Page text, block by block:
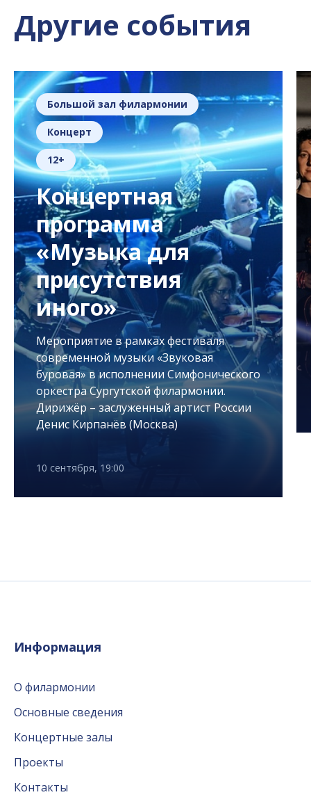
Другие события
Большой зал филармонии
Концерт
12+
Концертная
программа
«Музыка для
присутствия
иного»
Мероприятие в рамках фестиваля
современной музыки «Звуковая
буровая» в исполнении Симфонического
оркестра Сургутской филармонии.
Дирижёр – заслуженный артист России
Денис Кирпанёв (Москва)
10 сентября, 19:00
Информация
О филармонии
Основные сведения
Концертные залы
Проекты
Контакты